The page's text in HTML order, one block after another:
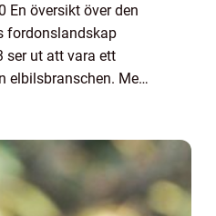
En översikt över den
fordonslandskap
ser ut att vara ett
elbilsbranschen. Med